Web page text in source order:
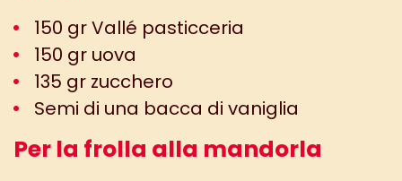
150 gr Vallé pasticceria
150 gr uova
135 gr zucchero
Semi di una bacca di vaniglia
Per la frolla alla mandorla